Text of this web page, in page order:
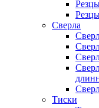
Сверла
Тиски